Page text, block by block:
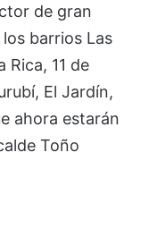
de gran
barrios Las
Rica, 11 de
El Jardín,
ahora estarán
Toño